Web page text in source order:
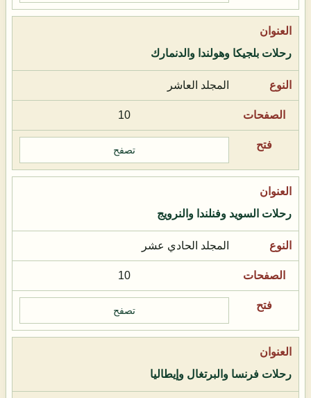
رحلات بلجيكا وهولندا والدنمارك
المجلد العاشر
10
تصفح
رحلات السويد وفنلندا والنرويج
المجلد الحادي عشر
10
تصفح
رحلات فرنسا والبرتغال وإيطاليا